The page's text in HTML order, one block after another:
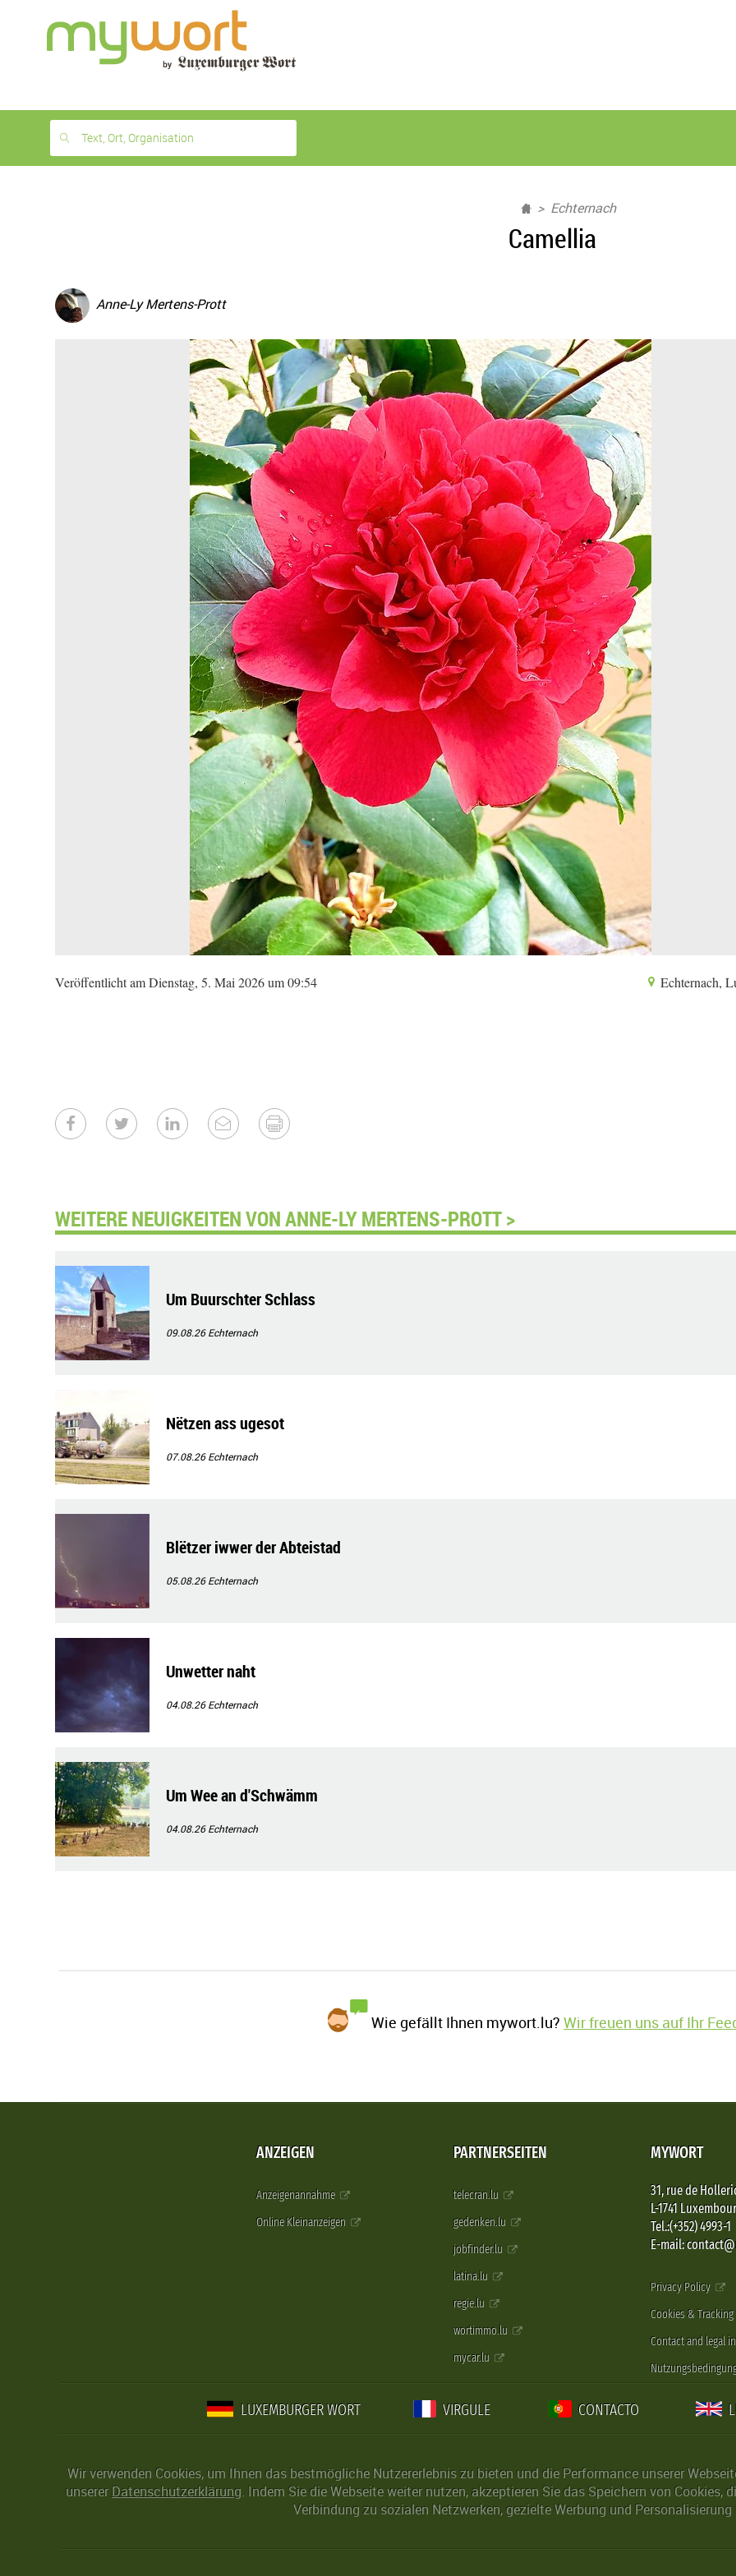
month
free
Text, Ort, Organisation
Echternach
Camellia
Anne-Ly Mertens-Prott
Veröffentlicht am Dienstag, 5. Mai 2026 um 09:54 Echternach,
WEITERE NEUIGKEITEN VON ANNE-LY MERTENS-PROTT >
Um Buurschter Schlass
09.08.26Echternach
Nëtzen ass ugesot
07.08.26Echternach
Blëtzer iwwer der Abteistad
05.08.26Echternach
Unwetter naht
04.08.26Echternach
Um Wee an d'Schwämm
04.08.26Echternach
Wie gefällt Ihnen mywort.lu?Wir freuen uns auf Ihr
ANZEIGEN
Anzeigenannahme
Online Kleinanzeigen
PARTNERSEITEN
telecran.lu
gedenken.lu
jobfinder.lu
latina.lu
regie.lu
wortimmo.lu
mycar.lu
MYWORT
31, rue de
L-1741
Tel.:(+352) 4993-1
E-mail:
Privacy Policy
Cookies & Tracking
Contact and legal
LUXEMBURGER WORT VIRGULE CONTACTO
Wir verwenden Cookies, um Ihnen das bestmögliche Nutzererlebnis zu bieten und die Performance unserer
unserer Datenschutzerklärung. Indem Sie die Webseite weiter nutzen, akzeptieren Sie das Speichern von
Verbindung zu sozialen Netzwerken, gezielte Werbung und